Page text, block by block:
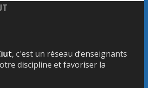
, c'est un réseau d’enseignants
discipline et favoriser la